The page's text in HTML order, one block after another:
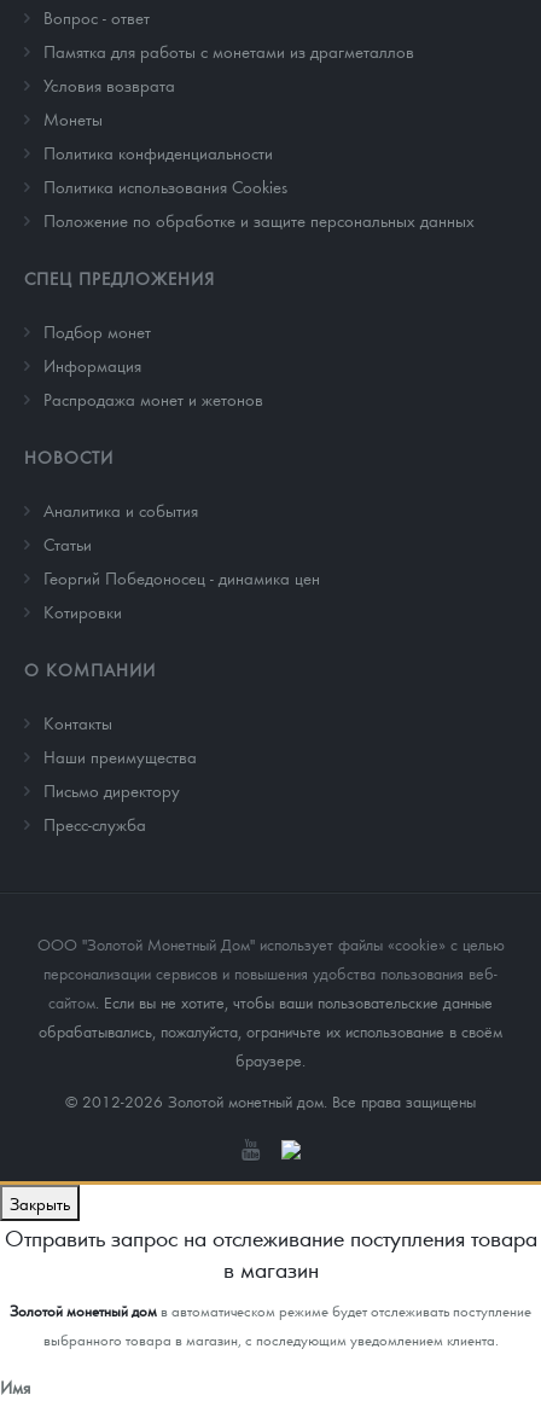
Вопрос - ответ
Памятка для работы с монетами из драгметаллов
Условия возврата
Монеты
Политика конфиденциальности
Политика использования Cookies
Положение по обработке и защите персональных данных
СПЕЦ ПРЕДЛОЖЕНИЯ
Подбор монет
Информация
Распродажа монет и жетонов
НОВОСТИ
Аналитика и события
Cтатьи
Георгий Победоносец - динамика цен
Котировки
О КОМПАНИИ
Контакты
Наши преимущества
Письмо директору
Пресс-служба
ООО "Золотой Монетный Дом" использует файлы «cookie» с целью
персонализации сервисов и повышения удобства пользования веб-
сайтом. Если вы не хотите, чтобы ваши пользовательские данные
обрабатывались, пожалуйста, ограничьте их использование в своём
браузере.
© 2012-2026 Золотой монетный дом. Все права защищены
Закрыть
Отправить запрос на отслеживание поступления товара
в магазин
Золотой монетный домв автоматическом режиме будет отслеживать поступление
выбранного товара в магазин, с последующим уведомлением клиента.
Имя